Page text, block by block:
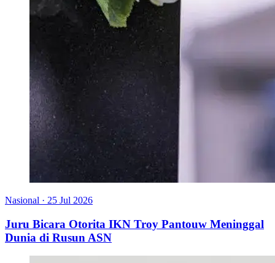
Nasional · 25 Jul 2026
Juru Bicara Otorita IKN Troy Pantouw Meninggal
Dunia di Rusun ASN